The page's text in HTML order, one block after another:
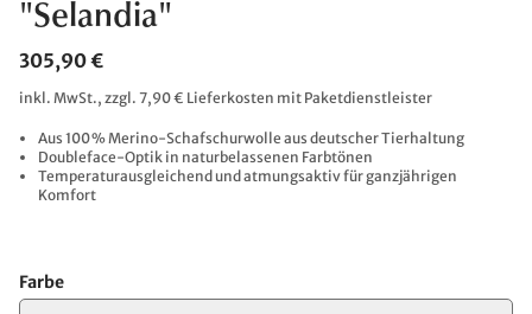
"Selandia"
305,90 €
inkl. MwSt., zzgl. 7,90 € Lieferkosten mit Paketdienstleister
Aus 100 % Merino-Schafschurwolle aus deutscher Tierhaltung​
Doubleface-Optik in naturbelassenen Farbtönen​
Temperaturausgleichend und atmungsaktiv für ganzjährigen
Komfort
Farbe